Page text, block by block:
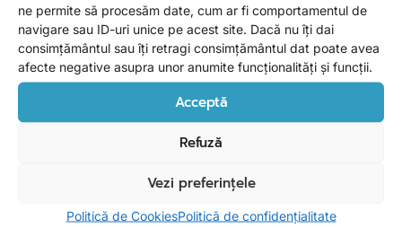
ne permite să procesăm date, cum ar fi comportamentul de
navigare sau ID-uri unice pe acest site. Dacă nu îți dai
consimțământul sau îți retragi consimțământul dat poate avea
afecte negative asupra unor anumite funcționalități și funcții.
Acceptă
Refuză
Vezi preferințele
Politică de CookiesPolitică de confidențialitate
Înscrie-te acum
Agenda evenimentului
- Introducere și prezentarea
conceptului Coaching Corner